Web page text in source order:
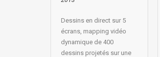
Dessins en direct sur 5
écrans, mapping vidéo
dynamique de 400
dessins projetés sur une